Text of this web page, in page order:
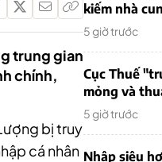
trung gian
chính,
bị truy
cá nhân
kiếm nhà
5 giờ trước
Cục Thuế
mỏng và
5 giờ trước
Nhập siêu